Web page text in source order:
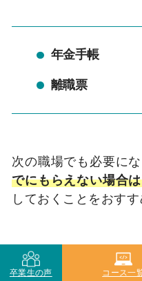
年金手帳
離職票
次の職場でも必要に
でにもらえない場合
しておくことをおすす
スーパーを辞
卒業生の声 コース一